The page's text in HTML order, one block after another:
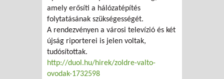
amely erősíti a hálózatépítés
folytatásának szükségességét.
A rendezvényen a városi televízió és két
újság riporterei is jelen voltak,
tudósítottak.
http://duol.hu/hirek/zoldre-valto-
ovodak-1732598